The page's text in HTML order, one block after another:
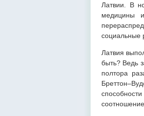
Латвии. В
медицины
социальные
Латвия
быть? Ведь
полтора